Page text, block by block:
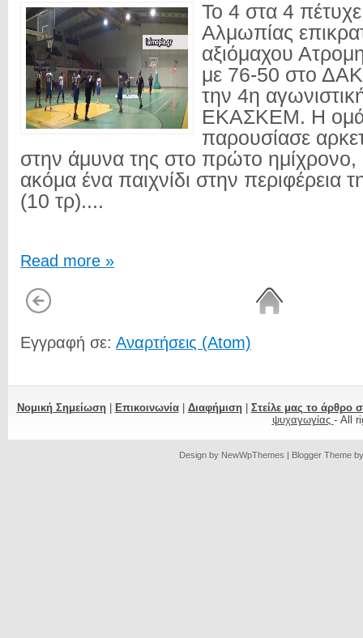
Το 4 στα 4
Αλμωπίας
αξιόμαχου
με 76-50 στο ΔΑΚ
την 4η
ΕΚΑΣΚΕΜ. Η
παρουσίασε
στην άμυνα της στο πρώτο ημίχρονο,
ακόμα ένα παιχνίδι στην περιφέρεια
(10 τρ)....
Read more »
Εγγραφή σε: Αναρτήσεις (Atom)
Νομική Σημείωση| Επικοινωνία| Διαφήμιση| Στείλε μας το άρθρο
ψυχαγωγίας - All
Design by NewWpThemes | Blogger Theme